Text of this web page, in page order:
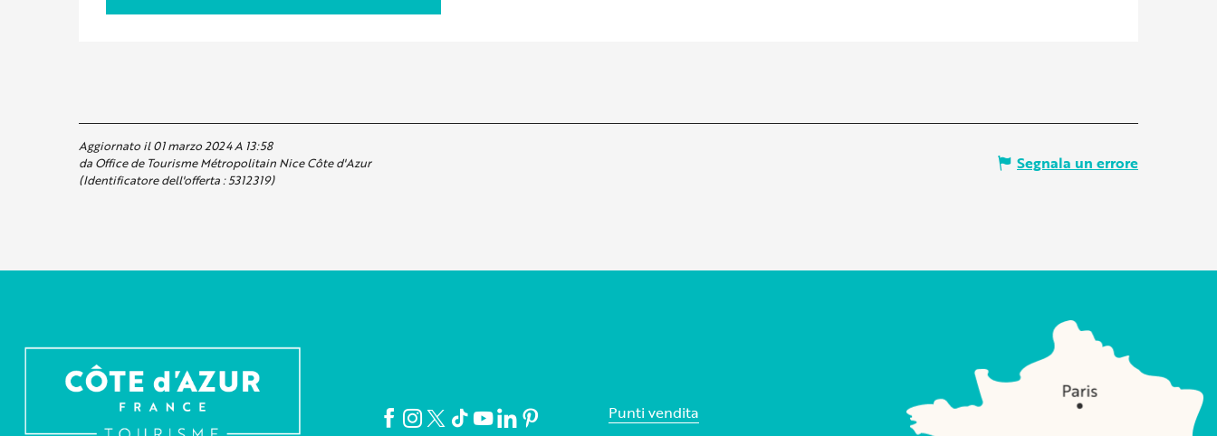
Aggiornato il 01 marzo 2024 A 13:58
da Office de Tourisme Métropolitain Nice Côte d'Azur
(Identificatore dell'offerta :5312319)
Segnala un errore
Punti vendita